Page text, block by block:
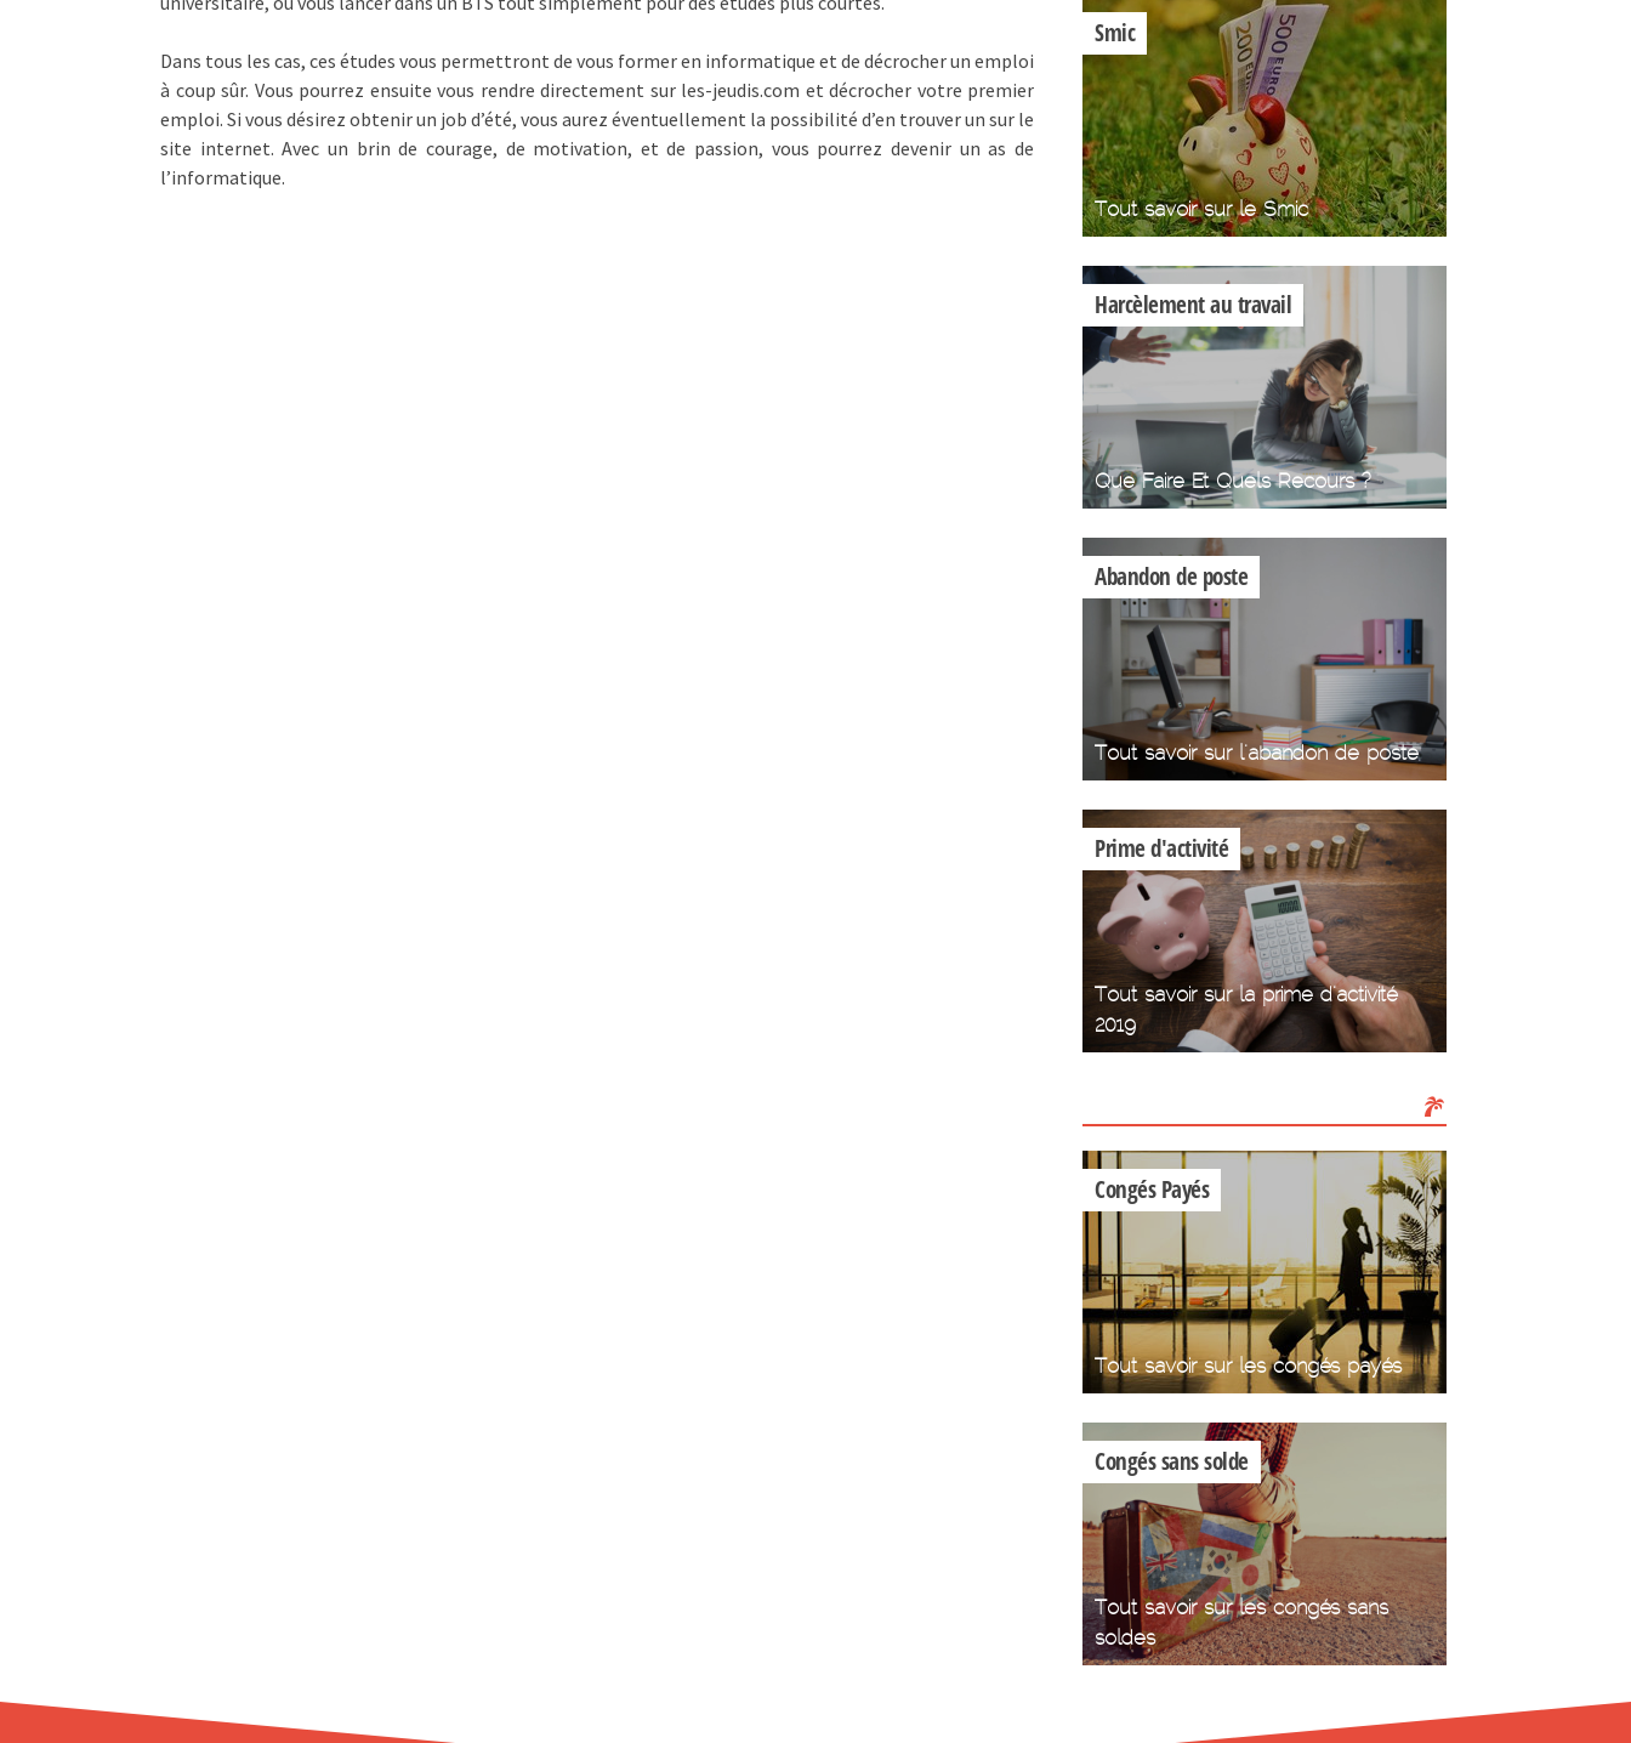
Dans tous les cas, ces études vous permettront de vous former en informatique et de décrocher un emploi
à coup sûr. Vous pourrez ensuite vous rendre directement sur les-jeudis.com et décrocher votre premier
emploi. Si vous désirez obtenir un job d’été, vous aurez éventuellement la possibilité d’en trouver un sur le
site internet. Avec un brin de courage, de motivation, et de passion, vous pourrez devenir un as de
l’informatique.
Smic
Tout savoir sur le Smic
Harcèlement au travail
Que Faire Et Quels Recours ?
Abandon de poste
Tout savoir sur l'abandon de poste
Prime d'activité
Tout savoir sur la prime d'activité
2019
Congés Payés
Tout savoir sur les congés payés
Congés sans solde
Tout savoir sur les congés sans
soldes